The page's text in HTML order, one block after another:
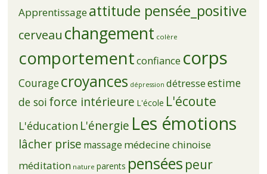
Apprentissage attitude pensée_positive
cerveau changement colère
comportementconfiance corps
Couragecroyances dépression détresseestime
de soi force intérieure L'école L'écoute
L'éducation L'énergie Les émotions
lâcher prise massage médecine chinoise
méditation nature parents pensées peur